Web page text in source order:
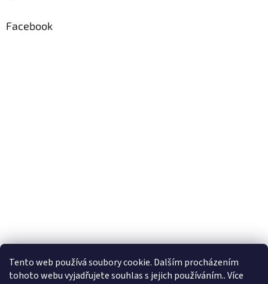
Tento web používá soubory cookie. Dalším procházením
tohoto webu vyjadřujete souhlas s jejich používáním.. Více
Facebook